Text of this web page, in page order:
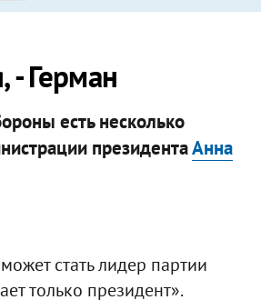
- Герман
есть несколько
президентаАнна
может стать лидер партии
только президент».